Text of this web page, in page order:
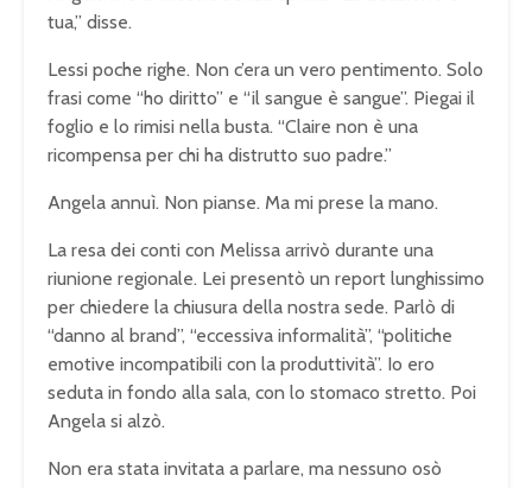
tua,” disse.
Lessi poche righe. Non c’era un vero pentimento. Solo
frasi come “ho diritto” e “il sangue è sangue”. Piegai il
foglio e lo rimisi nella busta. “Claire non è una
ricompensa per chi ha distrutto suo padre.”
Angela annuì. Non pianse. Ma mi prese la mano.
La resa dei conti con Melissa arrivò durante una
riunione regionale. Lei presentò un report lunghissimo
per chiedere la chiusura della nostra sede. Parlò di
“danno al brand”, “eccessiva informalità”, “politiche
emotive incompatibili con la produttività”. Io ero
seduta in fondo alla sala, con lo stomaco stretto. Poi
Angela si alzò.
Non era stata invitata a parlare, ma nessuno osò